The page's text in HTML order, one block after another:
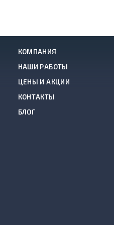
КОМПАНИЯ
НАШИ РАБОТЫ
ЦЕНЫ И АКЦИИ
КОНТАКТЫ
БЛОГ